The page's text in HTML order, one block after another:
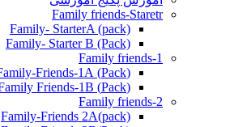
Family friends-Staretr
Family- StarterA (pack)
Family- Starter B (Pack)
Family friends-1
(Pack) Family-Friends-1A
(Pack) Family Friends-1B
Family friends-2
Family-Friends 2A(pack)